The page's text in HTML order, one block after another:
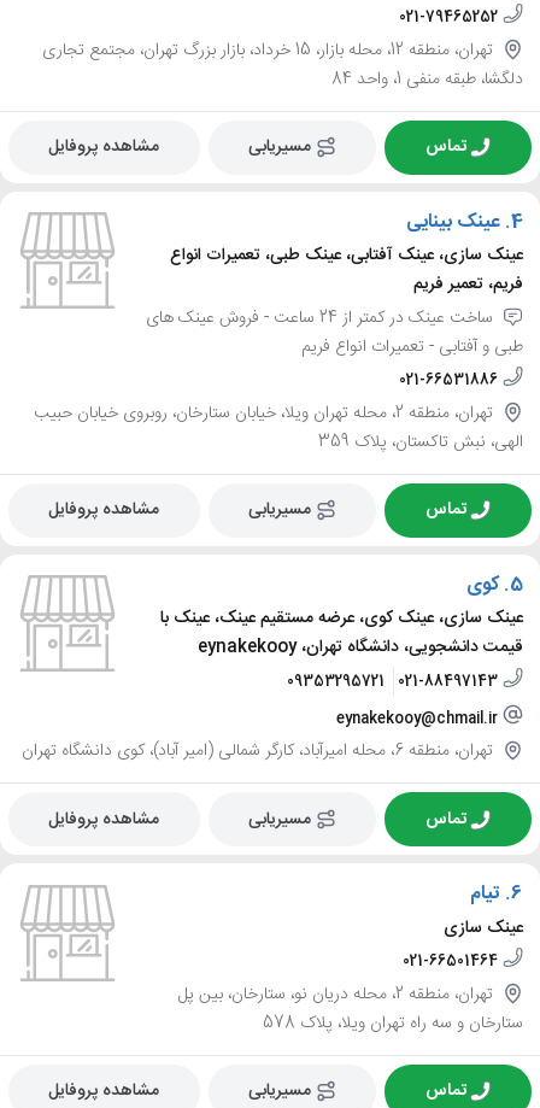
021-79465252
تهران، منطقه 12، محله بازار، 15 خرداد، بازار بزرگ تهران، مجتمع تجاری
دلگشا، طبقه منفی 1، واحد 84
تماس مسیریابی مشاهده پروفایل
4. عینک بینایی
عینک سازی، عینک آفتابی، عینک طبی، تعمیرات انواع
فریم، تعمیر فریم
ساخت عینک در کمتر از 24 ساعت - فروش عینک های
طبی و آفتابی - تعمیرات انواع فریم
021-66531886
تهران، منطقه 2، محله تهران ویلا، خیابان ستارخان، روبروی خیابان حبیب
الهی، نبش تاکستان، پلاک 359
تماس مسیریابی مشاهده پروفایل
5. کوی
عینک سازی، عینک کوی، عرضه مستقیم عینک، عینک با
قیمت دانشجویی، دانشگاه تهران، eynakekooy
021-88497143
09353295721
eynakekooy@chmail.ir
تهران، منطقه 6، محله امیرآباد، کارگر شمالی (امیر آباد)، کوی دانشگاه تهران
تماس مسیریابی مشاهده پروفایل
6. تیام
عینک سازی
021-66501464
تهران، منطقه 2، محله دریان نو، ستارخان، بین پل
ستارخان و سه راه تهران ویلا، پلاک 578
تماس مسیریابی مشاهده پروفایل